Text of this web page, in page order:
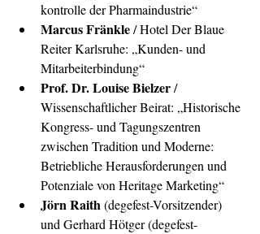
kontrolle der Pharmaindustrie“
Marcus Fränkle / Hotel Der Blaue
Reiter Karlsruhe: „Kunden- und
Mitarbeiterbindung“
Prof. Dr. Louise Bielzer /
Wissenschaftlicher Beirat: „Historische
Kongress- und Tagungszentren
zwischen Tradition und Moderne:
Betriebliche Herausforderungen und
Potenziale von Heritage Marketing“
Jörn Raith (degefest-Vorsitzender)
und Gerhard Hötger (degefest-